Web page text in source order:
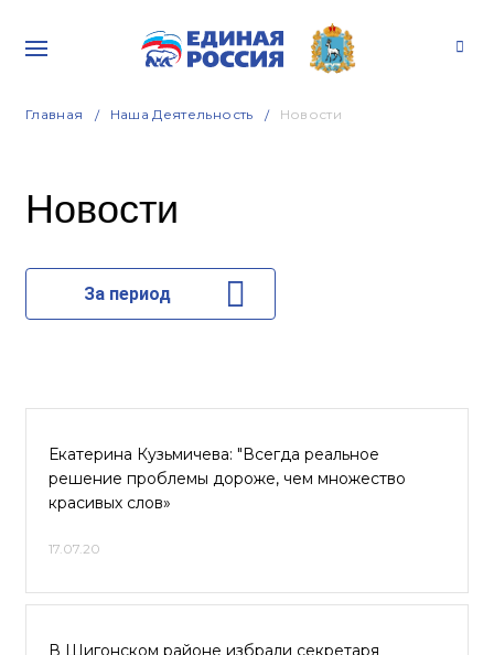
Главная Наша Деятельность Новости
Новости
За период
Екатерина Кузьмичева: "Всегда реальное
решение проблемы дороже, чем множество
красивых слов»
17.07.20
В Шигонском районе избрали секретаря